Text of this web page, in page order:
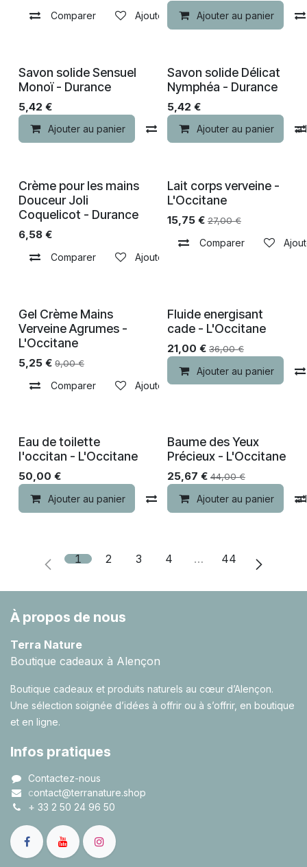
Comparer Ajouter à la liste de souhaits
Ajouter au panier
Savon solide Sensuel
Monoï - Durance
5,42 €
Ajouter au panier Comparer Ajouter à la
Savon solide Délicat
Nymphéa - Durance
5,42 €
Ajouter au panier
Crème pour les mains
Douceur Joli
Coquelicot - Durance
6,58 €
Comparer Ajouter à la liste de souhaits
-30% de remise
Lait corps verveine -
L'Occitane
15,75€ 27,00€
Comparer
-30% de remise
Gel Crème Mains
Verveine Agrumes -
L'Occitane
5,25 € 9,00€
Comparer Ajouter à la liste de souhaits
-30% de remise
Fluide energisant
cade - L'Occitane
21,00 € 36,00€
Ajouter au panier
-30% de remise
Eau de toilette
l'occitan - L'Occitane
50,00 €
Ajouter au panier Comparer Ajouter à la
-30% de remise
Baume des Yeux
Précieux - L'Occitane
25,67 € 44,00€
Ajouter au panier
1 2 3 4 … 44
À propos de nous
Terra Nature
Boutique cadeaux à Alençon
Boutique cadeaux et produits naturels au cœur d’Alençon.
Une sélection soignée d’idées à offrir ou à s’offrir, en boutique
et en ligne.
Infos pratiques
Contactez-nous
contact@terranature.shop
+ 33 2 50 24 96 50